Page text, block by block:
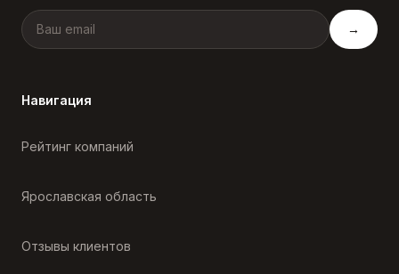
→
Навигация
Рейтинг компаний
Ярославская область
Отзывы клиентов